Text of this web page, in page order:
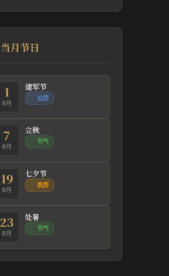
当月节日
1
8月
建军节
公历
7
8月
立秋
节气
19
8月
七夕节
农历
23
8月
处暑
节气